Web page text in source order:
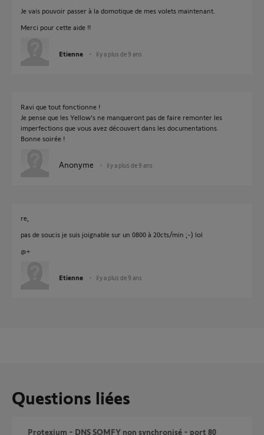
Je vais pouvoir passer à la domotique de mes volets maintenant.
Merci pour cette aide !!
Etienne il y a plus de 9 ans
Ravi que tout fonctionne !
Je pense que les Yellow's ne manqueront pas de faire remonter les
imperfections que vous avez découvert dans les documentations.
Bonne soirée !
Anonyme il y a plus de 9 ans
re,
pas de soucis je suis joignable sur un 0800 à 20cts/min ;-) lol
@+
Etienne il y a plus de 9 ans
Questions liées
Protexium - DNS SOMFY non synchronisé - port 80